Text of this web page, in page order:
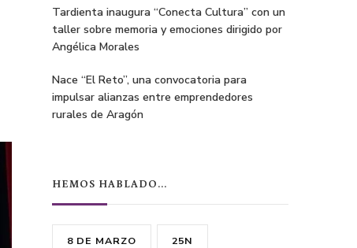
Tardienta inaugura “Conecta Cultura” con un
taller sobre memoria y emociones dirigido por
Angélica Morales
Nace “El Reto”, una convocatoria para
impulsar alianzas entre emprendedores
rurales de Aragón
HEMOS HABLADO…
8 DE MARZO 25N